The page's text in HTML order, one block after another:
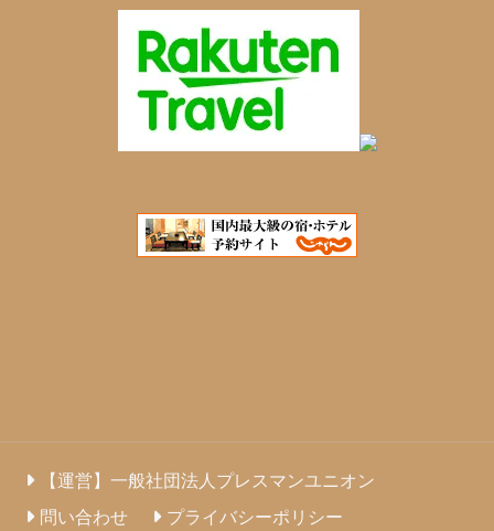
【運営】一般社団法人プレスマンユニオン
問い合わせ
プライバシーポリシー